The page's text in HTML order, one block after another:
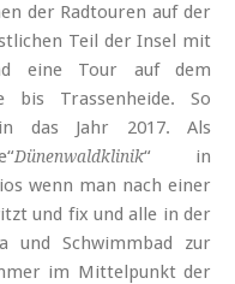
der Radtouren auf der
Teil der Insel mit
eine Tour auf dem
bis Trassenheide. So
das Jahr 2017. Als
Dünenwaldklinik“ in
wenn man nach einer
und fix und alle in der
und Schwimmbad zur
im Mittelpunkt der